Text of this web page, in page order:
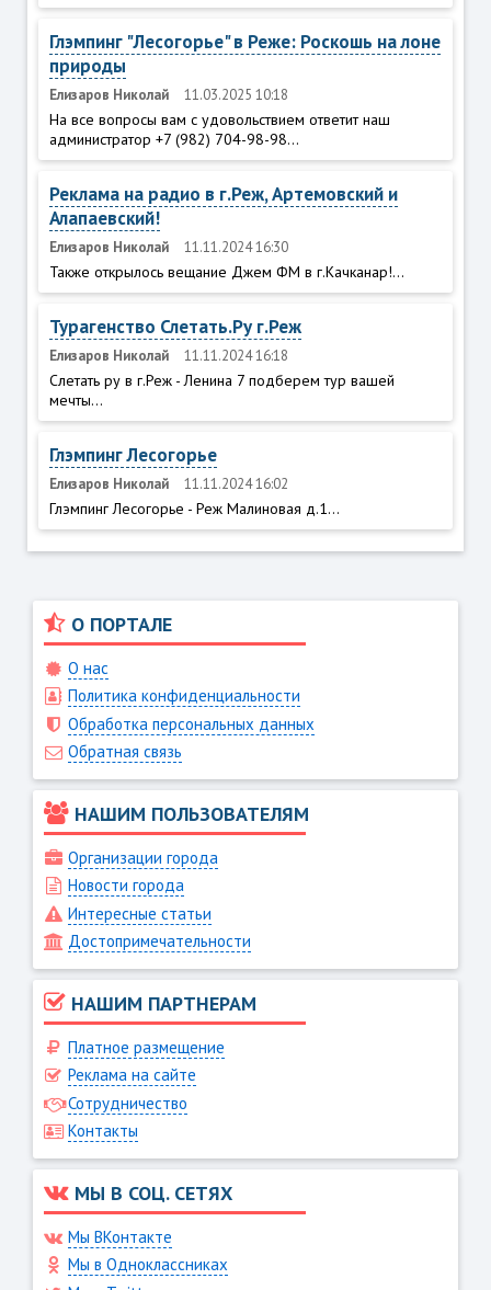
Глэмпинг "Лесогорье" в Реже: Роскошь на лоне
природы
Елизаров Николай 11.03.2025 10:18
На все вопросы вам с удовольствием ответит наш
администратор +7 (982) 704-98-98...
Реклама на радио в г.Реж, Артемовский и
Алапаевский!
Елизаров Николай 11.11.2024 16:30
Также открылось вещание Джем ФМ в г.Качканар!...
Турагенство Слетать.Ру г.Реж
Елизаров Николай 11.11.2024 16:18
Слетать ру в г.Реж - Ленина 7 подберем тур вашей
мечты...
Глэмпинг Лесогорье
Елизаров Николай 11.11.2024 16:02
Глэмпинг Лесогорье - Реж Малиновая д.1...
О ПОРТАЛЕ
О нас
Политика конфиденциальности
Обработка персональных данных
Обратная связь
НАШИМ ПОЛЬЗОВАТЕЛЯМ
Организации города
Новости города
Интересные статьи
Достопримечательности
НАШИМ ПАРТНЕРАМ
Платное размещение
Реклама на сайте
Сотрудничество
Контакты
МЫ В СОЦ. СЕТЯХ
Мы ВКонтакте
Мы в Одноклассниках